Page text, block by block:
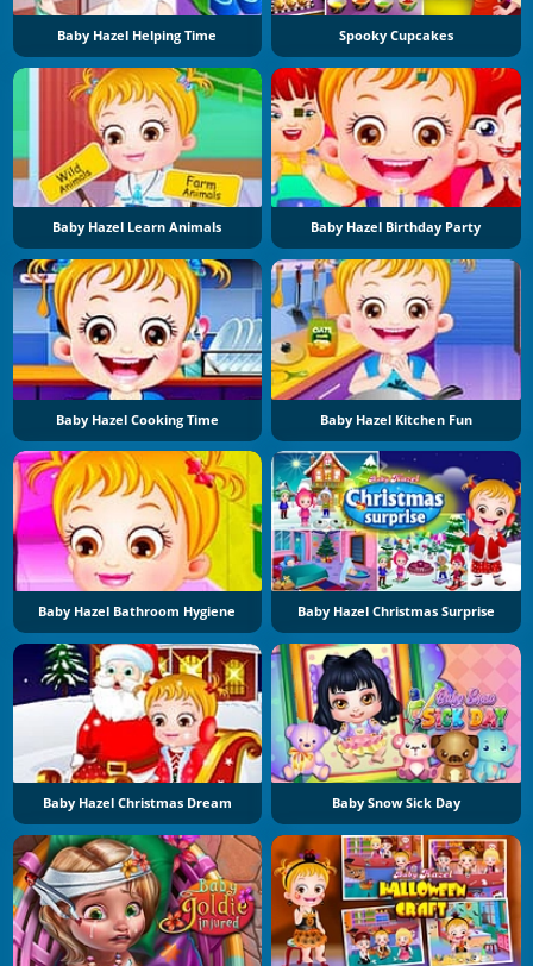
Baby Hazel Helping Time Spooky Cupcakes
Baby Hazel Learn Animals Baby Hazel Birthday Party
Baby Hazel Cooking Time Baby Hazel Kitchen Fun
Baby Hazel Bathroom Hygiene Baby Hazel Christmas Surprise
Baby Hazel Christmas Dream Baby Snow Sick Day